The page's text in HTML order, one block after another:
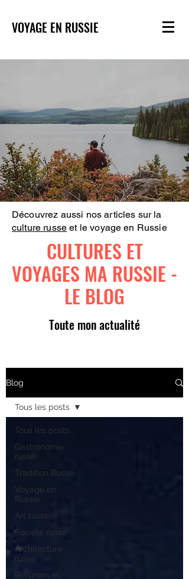
VOYAGE EN RUSSIE
Découvrez aussi nos articles sur la
culture russe et le voyage en Russie
CULTURES ET
VOYAGES MA RUSSIE -
LE BLOG
Toute mon actualité
Blog
Tous les posts
Gastronomie
russe
Tradition Russe
Voyage en
Russie
Art russe
Société russe
Architecture
russe
Religions et
Tous les posts